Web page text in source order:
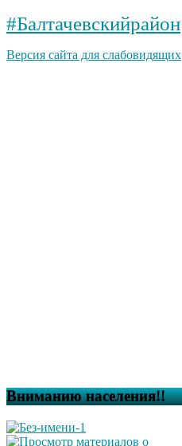
#Балтачевскийрайон
Версия сайта для слабовидящих
Вниманию населения!!